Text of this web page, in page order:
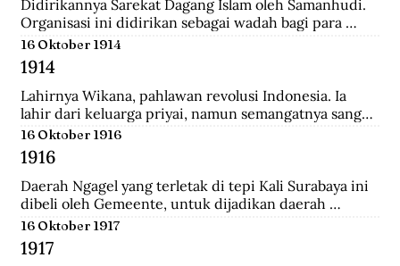
Didirikannya Sarekat Dagang Islam oleh Samanhudi.
Organisasi ini didirikan sebagai wadah bagi para
pengusaha batik di Surakarta. Organisasi ini
merupakan organisasi pertama yang lahir dari
Indonesia untuk menentang politik kekuasaan
Belanda.
16 Oktober 1914
1914
Lahirnya Wikana, pahlawan revolusi Indonesia. Ia
lahir dari keluarga priyai, namun semangatnya sangat
tinggi dalam memperjuangkan kemerdekaan dari
tangan penjajah.
16 Oktober 1916
1916
Daerah Ngagel yang terletak di tepi Kali Surabaya ini
dibeli oleh Gemeente, untuk dijadikan daerah
industri baru di Surabaya.
16 Oktober 1917
1917